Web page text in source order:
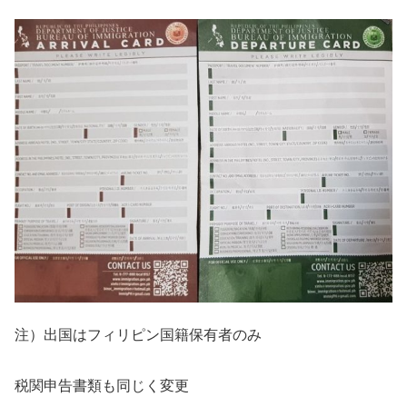
注）出国はフィリピン国籍保有者のみ
税関申告書類も同じく変更